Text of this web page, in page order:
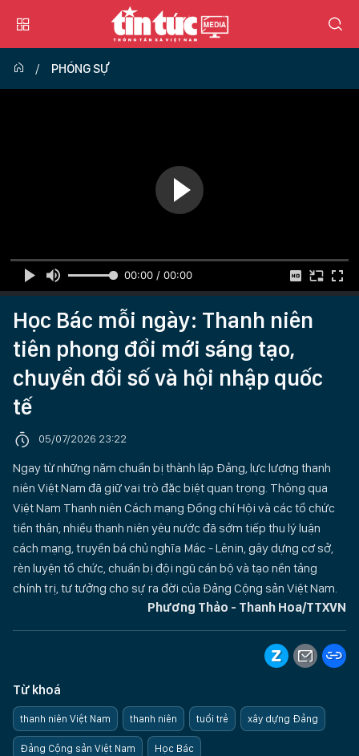
PHÓNG SỰ
00:00 / 00:00
Học Bác mỗi ngày: Thanh niên
tiên phong đổi mới sáng tạo,
chuyển đổi số và hội nhập quốc
tế
05/07/2026 23:22
Ngay từ những năm chuẩn bị thành lập Đảng, lực lượng thanh
niên Việt Nam đã giữ vai trò đặc biệt quan trọng. Thông qua
Việt Nam Thanh niên Cách mạng Đồng chí Hội và các tổ chức
tiền thân, nhiều thanh niên yêu nước đã sớm tiếp thu lý luận
cách mạng, truyền bá chủ nghĩa Mác - Lênin, gây dựng cơ sở,
rèn luyện tổ chức, chuẩn bị đội ngũ cán bộ và tạo nền tảng
chính trị, tư tưởng cho sự ra đời của Đảng Cộng sản Việt Nam.
Phương Thảo - Thanh Hoa/TTXVN
Từ khoá
thanh niên Việt Nam thanh niên tuổi trẻ xây dựng Đảng
Đảng Cộng sản Việt Nam Học Bác